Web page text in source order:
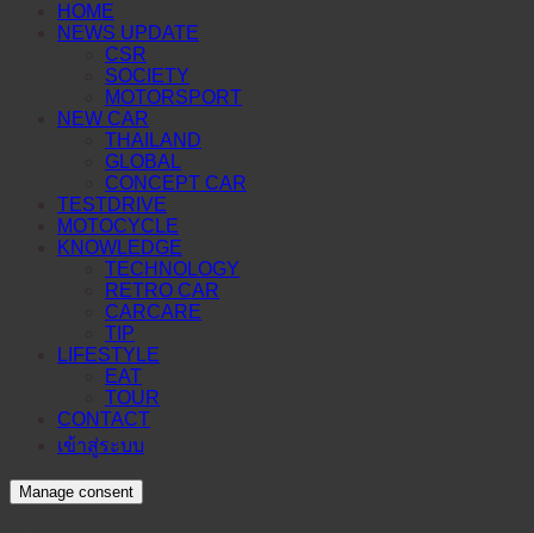
HOME
NEWS UPDATE
CSR
SOCIETY
MOTORSPORT
NEW CAR
THAILAND
GLOBAL
CONCEPT CAR
TESTDRIVE
MOTOCYCLE
KNOWLEDGE
TECHNOLOGY
RETRO CAR
CARCARE
TIP
LIFESTYLE
EAT
TOUR
CONTACT
เข้าสู่ระบบ
Manage consent